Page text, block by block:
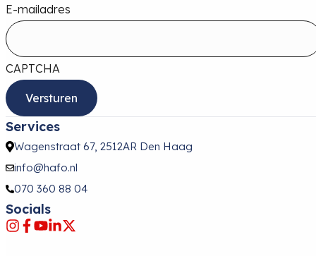
E-mailadres
CAPTCHA
Services
Wagenstraat 67, 2512AR Den Haag
info@hafo.nl
070 360 88 04
Socials